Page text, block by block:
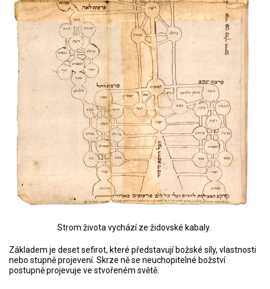
Strom života vychází ze židovské kabaly.
Základem je deset sefirot, které představují božské síly, vlastnosti
nebo stupně projevení. Skrze ně se neuchopitelné božství
postupně projevuje ve stvořeném světě.